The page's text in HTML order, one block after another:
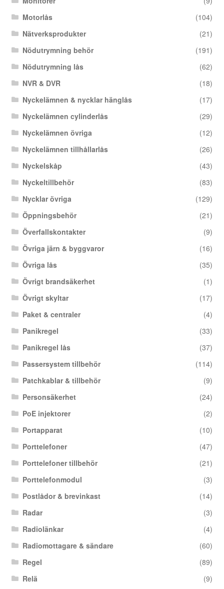
Motorlås
(104)
Nätverksprodukter
(21)
Nödutrymning behör
(191)
Nödutrymning lås
(62)
NVR & DVR
(18)
Nyckelämnen & nycklar hänglås
(17)
Nyckelämnen cylinderlås
(29)
Nyckelämnen övriga
(12)
Nyckelämnen tillhållarlås
(26)
Nyckelskåp
(43)
Nyckeltillbehör
(83)
Nycklar övriga
(129)
Öppningsbehör
(21)
Överfallskontakter
(9)
Övriga järn & byggvaror
(16)
Övriga lås
(35)
Övrigt brandsäkerhet
(1)
Övrigt skyltar
(17)
Paket & centraler
(4)
Panikregel
(33)
Panikregel lås
(37)
Passersystem tillbehör
(114)
Patchkablar & tillbehör
(9)
Personsäkerhet
(24)
PoE injektorer
(2)
Portapparat
(10)
Porttelefoner
(47)
Porttelefoner tillbehör
(21)
Porttelefonmodul
(3)
Postlådor & brevinkast
(14)
Radar
(3)
Radiolänkar
(4)
Radiomottagare & sändare
(60)
Regel
(89)
Relä
(9)